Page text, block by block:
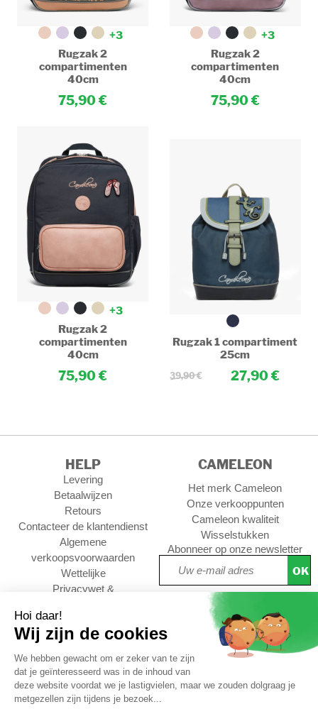
+3
Rugzak 2
compartimenten
40cm
75,90
+3
Rugzak 2
compartimenten
40cm
75,90
+3
Rugzak 2
compartimenten
40cm
75,90
Rugzak 1 compartiment
25cm
39,90 27,90
HELP
Levering
Betaalwijzen
Retours
Contacteer de klantendienst
Algemene
verkoopsvoorwaarden
Wettelijke
Privacywet &
Cookies Policy
Nieuwe vraag
Volg ons :
CAMELEON
Het merk Cameleon
Onze verkooppunten
Cameleon kwaliteit
Wisselstukken
Abonneer op onze newsletter
OK
KLANTWAARDERINGEN
4,73/5